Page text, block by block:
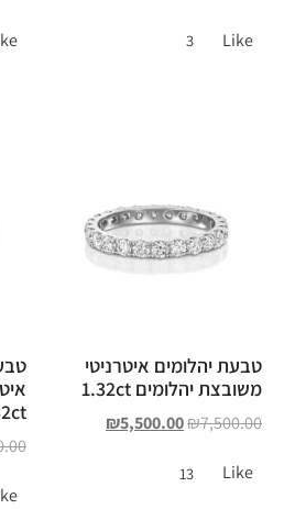
Like
3
טבעת יהלומים איטרניטי
משובצת יהלומים 1.32ct
₪7,500.00
₪5,500.00
Like
13